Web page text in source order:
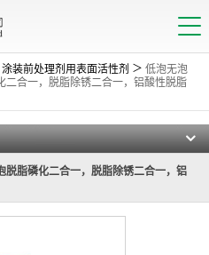
涂装前处理剂用表面活性剂 ＞ 低泡无泡
二合一，脱脂除锈二合一，铝酸性脱脂
脱脂磷化二合一，脱脂除锈二合一，铝